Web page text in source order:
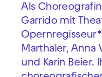
Als
Garrido mit
Marthaler, Anna
und Karin Beier.